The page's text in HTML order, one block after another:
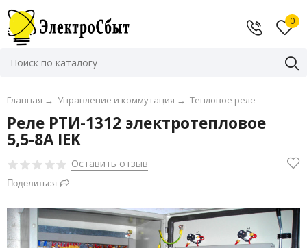
0
Главная → Управление и коммутация → Тепловое реле
Реле РТИ-1312 электротепловое
5,5-8А IEK
Оставить отзыв
Поделиться